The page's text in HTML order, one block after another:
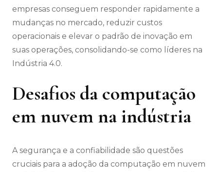
empresas conseguem responder rapidamente a
mudanças no mercado, reduzir custos
operacionais e elevar o padrão de inovação em
suas operações, consolidando-se como líderes na
Indústria 4.0.
Desafios da computação
em nuvem na indústria
A segurança e a confiabilidade são questões
cruciais para a adoção da computação em nuvem